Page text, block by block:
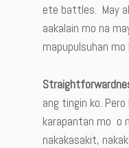
ete battles. May
aakalain mo na
mapupulsuhan mo
ang tingin ko.
karapantan mo o
nakakasakit,